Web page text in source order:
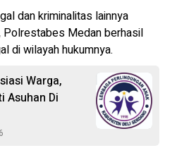
dan kriminalitas lainnya
Polrestabes Medan berhasil
di wilayah hukumnya.
Warga,
Asuhan Di